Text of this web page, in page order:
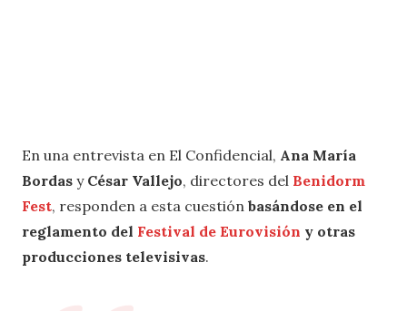
En una entrevista en El Confidencial, Ana María
Bordas y César Vallejo, directores del Benidorm
Fest, responden a esta cuestión basándose en el
reglamento del Festival de Eurovisión y otras
producciones televisivas.